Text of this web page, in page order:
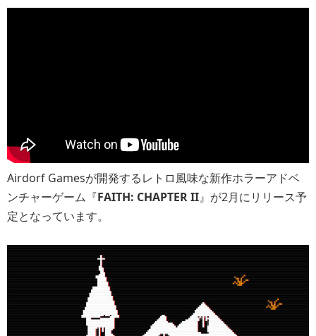
Airdorf Gamesが開発するレトロ風味な新作ホラーアドベ
ンチャーゲーム『FAITH: CHAPTER II』が2月にリリース予
定となっています。